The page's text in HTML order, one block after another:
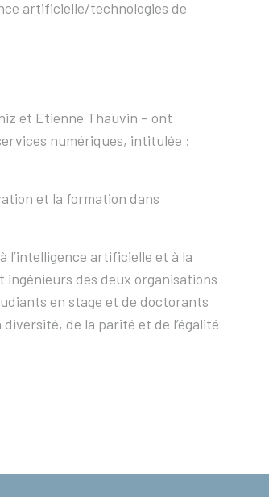
artificielle/technologies de
et Etienne Thauvin – ont
numériques, intitulée :
et la formation dans
l’intelligence artificielle et à la
des deux organisations
en stage et de doctorants
de la parité et de l’égalité